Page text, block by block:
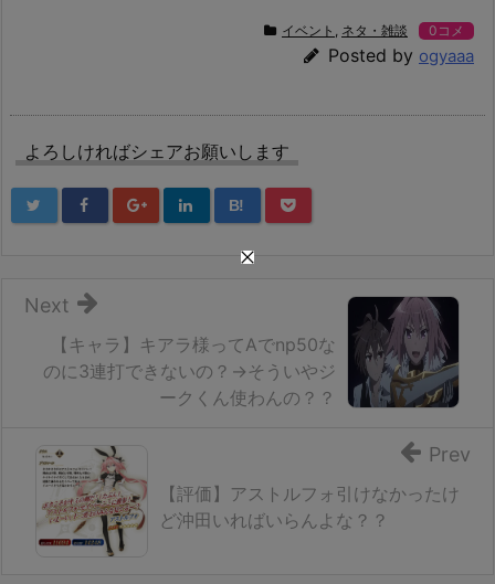
イベント ネタ・雑談 0コメ
Posted by ogyaaa
よろしければシェアお願いします
B!
【キャラ】キアラ様ってAでnp50な
のに3連打できないの？→そういやジ
ークくん使わんの？？
Next
【評価】アストルフォ引けなかったけ
ど沖田いればいらんよな？？
Prev